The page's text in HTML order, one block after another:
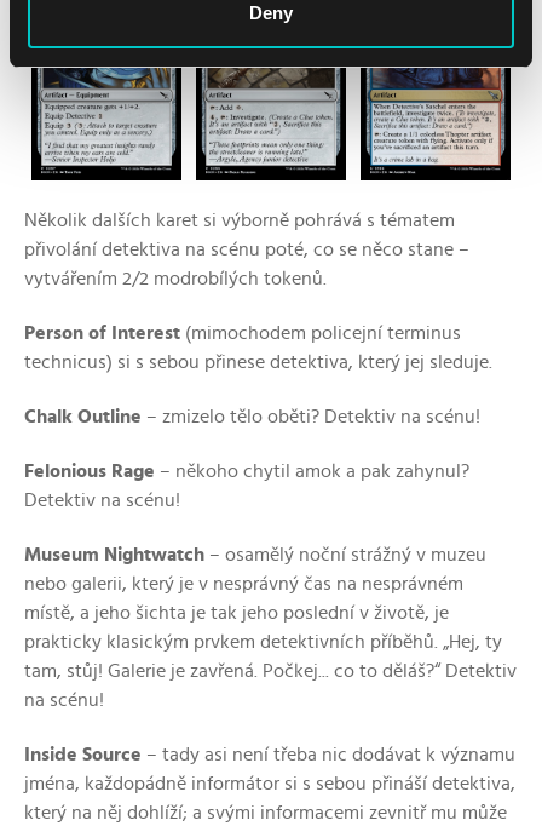
Deny
Několik dalších karet si výborně pohrává s tématem
přivolání detektiva na scénu poté, co se něco stane –
vytvářením 2/2 modrobílých tokenů.
Person of Interest (mimochodem policejní terminus
technicus) si s sebou přinese detektiva, který jej sleduje.
Chalk Outline – zmizelo tělo oběti? Detektiv na scénu!
Felonious Rage – někoho chytil amok a pak zahynul?
Detektiv na scénu!
Museum Nightwatch – osamělý noční strážný v muzeu
nebo galerii, který je v nesprávný čas na nesprávném
místě, a jeho šichta je tak jeho poslední v životě, je
prakticky klasickým prvkem detektivních příběhů. „Hej, ty
tam, stůj! Galerie je zavřená. Počkej... co to děláš?“ Detektiv
na scénu!
Inside Source – tady asi není třeba nic dodávat k významu
jména, každopádně informátor si s sebou přináší detektiva,
který na něj dohlíží; a svými informacemi zevnitř mu může